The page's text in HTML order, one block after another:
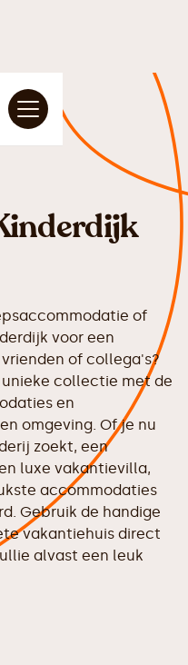
of
voor een
of collega's?
collectie met de
en
omgeving. Of je nu
zoekt, een
luxe vakantievilla,
accommodaties
Gebruik de handige
vakantiehuis direct
alvast een leuk